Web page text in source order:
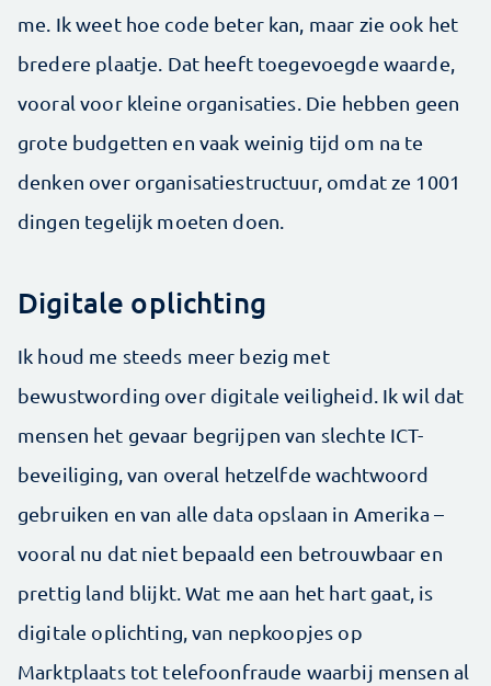
me. Ik weet hoe code beter kan, maar zie ook het
bredere plaatje. Dat heeft toegevoegde waarde,
vooral voor kleine organisaties. Die hebben geen
grote budgetten en vaak weinig tijd om na te
denken over organisatiestructuur, omdat ze 1001
dingen tegelijk moeten doen.
Digitale oplichting
Ik houd me steeds meer bezig met
bewustwording over digitale veiligheid. Ik wil dat
mensen het gevaar begrijpen van slechte ICT-
beveiliging, van overal hetzelfde wachtwoord
gebruiken en van alle data opslaan in Amerika –
vooral nu dat niet bepaald een betrouwbaar en
prettig land blijkt. Wat me aan het hart gaat, is
digitale oplichting, van nepkoopjes op
Marktplaats tot telefoonfraude waarbij mensen al